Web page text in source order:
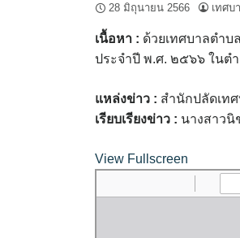
28 มิถุนายน 2566 เทศบ
เนื้อหา : ด้วยเทศบาลตำบ
ประจำปี พ.ศ. ๒๕๖๖ ในต
แหล่งข่าว : สำนักปลัดเท
เรียบเรียงข่าว : นางสาวนิ
View Fullscreen